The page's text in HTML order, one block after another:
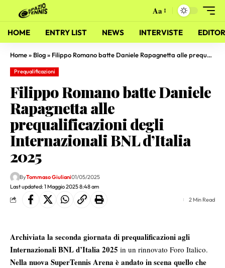
Aa
HOME ENTRY LIST NEWS INTERVISTE
Home» Blog» Filippo Romano batte Daniele Rapagnetta alle prequalificazioni degli Internazionali BNL d’Italia 2025
Prequalificazioni
Filippo Romano batte Daniele
Rapagnetta alle
prequalificazioni degli
Internazionali BNL d’Italia
2025
Last updated: 1 Maggio 2025 8:48 am
ByTommaso Giuliani01/05/2025
2 Min Read
Archiviata la seconda giornata di prequalificazioni agli
Internazionali BNL d’Italia 2025 in un rinnovato Foro Italico.
Nella nuova SuperTennis Arena è andato in scena quello che